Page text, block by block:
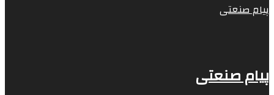
پیام صنعتی
پیام صنعتی